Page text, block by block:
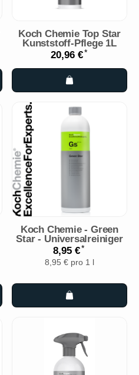
Koch Chemie Top Star
Kunststoff-Pflege 1L
20,96 €*
Koch Chemie - Green
Star - Universalreiniger
8,95 €*
8,95 € pro 1 l